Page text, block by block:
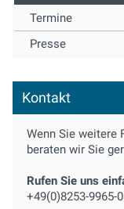
Termine
Presse
Kontakt
Wenn Sie weitere
beraten wir Sie
Rufen Sie uns
+49(0)8253-9965-0